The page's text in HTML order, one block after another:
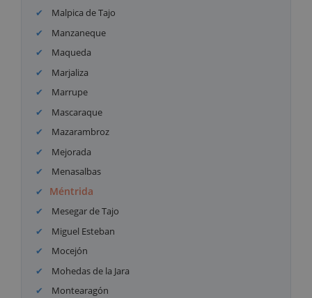
Malpica de Tajo
Manzaneque
Maqueda
Marjaliza
Marrupe
Mascaraque
Mazarambroz
Mejorada
Menasalbas
Méntrida
Mesegar de Tajo
Miguel Esteban
Mocejón
Mohedas de la Jara
Montearagón